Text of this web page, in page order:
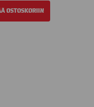
OSTOSKORIIN